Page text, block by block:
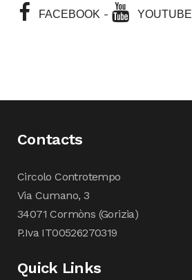
FACEBOOK - YOUTUBE
Contacts
Circolo Controtempo
Via Cumano, 3
34071 Cormòns (Gorizia)
P.Iva IT00526270319
Quick Links